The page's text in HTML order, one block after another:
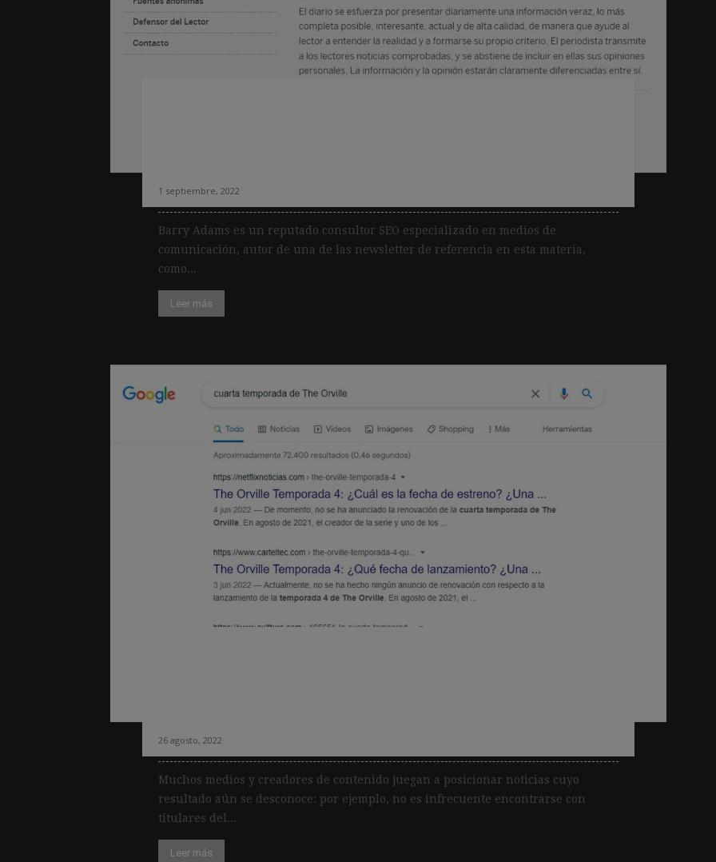
1 septiembre, 2022
Barry Adams es un reputado consultor SEO especializado en medios de
comunicación, autor de una de las newsletter de referencia en esta materia,
como...
Leer más
26 agosto, 2022
Muchos medios y creadores de contenido juegan a posicionar noticias cuyo
resultado aún se desconoce: por ejemplo, no es infrecuente encontrarse con
titulares del...
Leer más